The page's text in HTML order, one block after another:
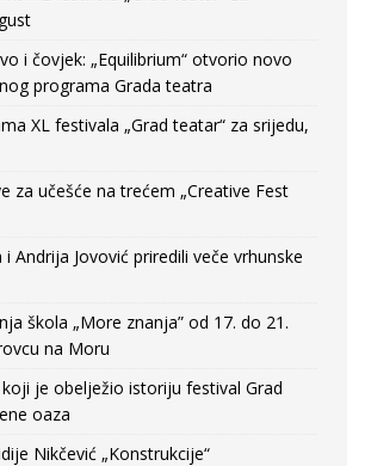
i čovjek: „Equilibrium“ otvorio novo
programa Grada teatra
XL festivala „Grad teatar“ za srijedu,
za učešće na trećem „Creative Fest
i Andrija Jovović priredili veče vrhunske
škola „More znanja” od 17. do 21.
na Moru
je obelježio istoriju festival Grad
oaza
Nikčević „Konstrukcije“